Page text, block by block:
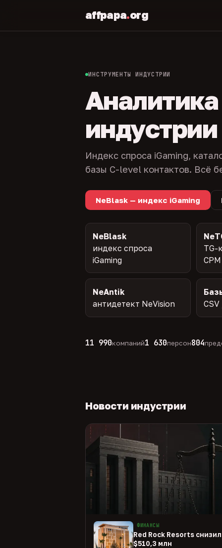
affpapa.org
ИНСТРУМЕНТЫ ИНДУСТРИИ
индустрии
Индекс спроса iGaming,
базы C-level контактов. Всё
NeBlask — индекс iGaming
NeBlask
индекс спроса
iGaming
TG-
CPM
NeAntik
антидетект NeVision
11 990компаний1 630персон804
Новости индустрии
ФИНАНСЫ
Red Rock Resorts
$510,3 млн